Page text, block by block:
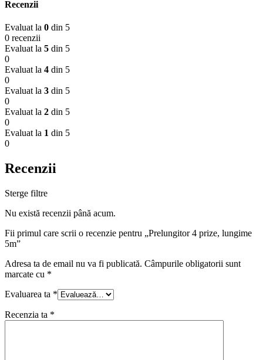
Recenzii
Evaluat la 0 din 5
0 recenzii
Evaluat la 5 din 5
0
Evaluat la 4 din 5
0
Evaluat la 3 din 5
0
Evaluat la 2 din 5
0
Evaluat la 1 din 5
0
Recenzii
Sterge filtre
Nu există recenzii până acum.
Fii primul care scrii o recenzie pentru „Prelungitor 4 prize, lungime
5m”
Adresa ta de email nu va fi publicată. Câmpurile obligatorii sunt
marcate cu *
Evaluarea ta *
Recenzia ta *